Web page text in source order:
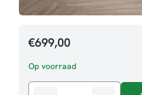
€699,00
Op voorraad